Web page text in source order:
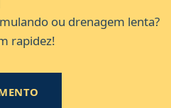
ou drenagem lenta?
rapidez!